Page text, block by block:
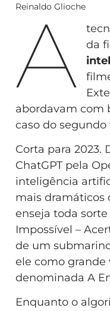
Reinaldo Glioche
A
da
abordavam com
caso do
Corta para 2023.
ChatGPT pela
inteligência
mais dramáticos
enseja toda
Impossível –
de um
ele como
denominada A
Enquanto o